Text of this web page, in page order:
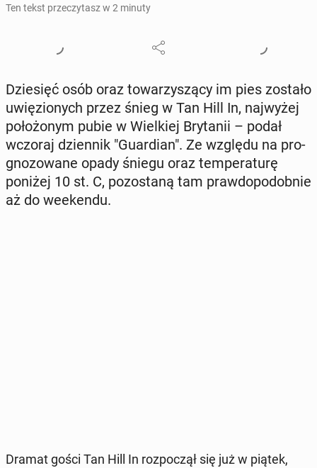
Ten tekst przeczytasz w 2 minuty
Dzie­sięć osób oraz to­wa­rzy­szą­cy im pies zostało
uwię­zio­nych przez śnieg w Tan Hill In, naj­wy­żej
po­ło­żo­nym pubie w Wiel­kiej Bry­ta­nii – podał
wczoraj dzien­nik "Gu­ar­dian". Ze względu na pro­
gno­zo­wa­ne opady śniegu oraz tem­pe­ra­tu­rę
poniżej 10 st. C, po­zo­sta­ną tam praw­do­po­dob­nie
aż do week­en­du.
Dramat gości Tan Hill In roz­po­czął się już w piątek,